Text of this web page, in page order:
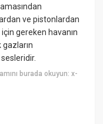
ve pistonlardan
gereken havanın
gazların
sesleridir.
burada okuyun: x-